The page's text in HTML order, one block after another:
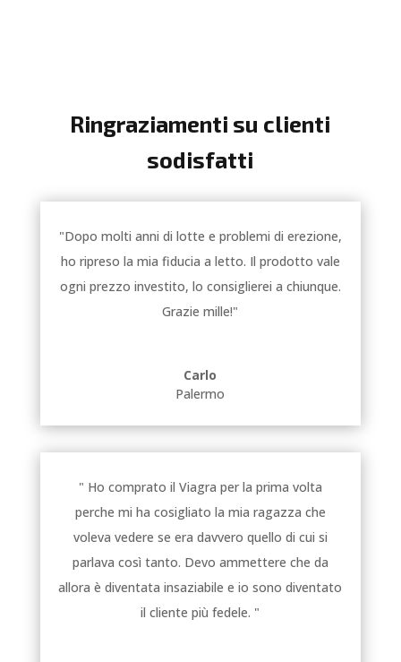
Ringraziamenti su clienti
sodisfatti
"Dopo molti anni di lotte e problemi di erezione,
ho ripreso la mia fiducia a letto. Il prodotto vale
ogni prezzo investito, lo consiglierei a chiunque.
Grazie mille!"
Carlo
Palermo
" Ho comprato il Viagra per la prima volta
perche mi ha cosigliato la mia ragazza che
voleva vedere se era davvero quello di cui si
parlava così tanto. Devo ammettere che da
allora è diventata insaziabile e io sono diventato
il cliente più fedele. "